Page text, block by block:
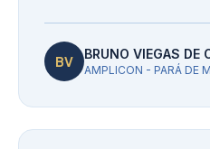
BV BRUNO VIEGAS DE
AMPLICON - PARÁ DE